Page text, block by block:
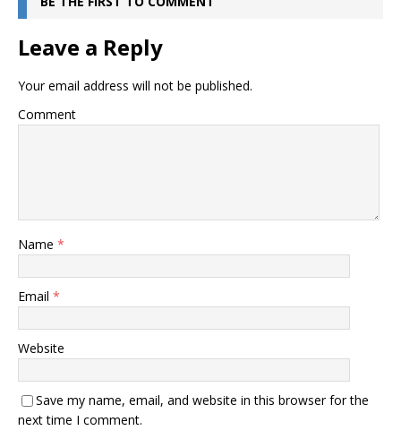
Leave a Reply
Your email address will not be published.
Comment
Name *
Email *
Website
Save my name, email, and website in this browser for the
next time I comment.